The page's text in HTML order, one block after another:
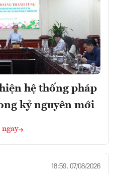
hệ thống pháp
kỷ nguyên mới
18:59, 07/08/2026